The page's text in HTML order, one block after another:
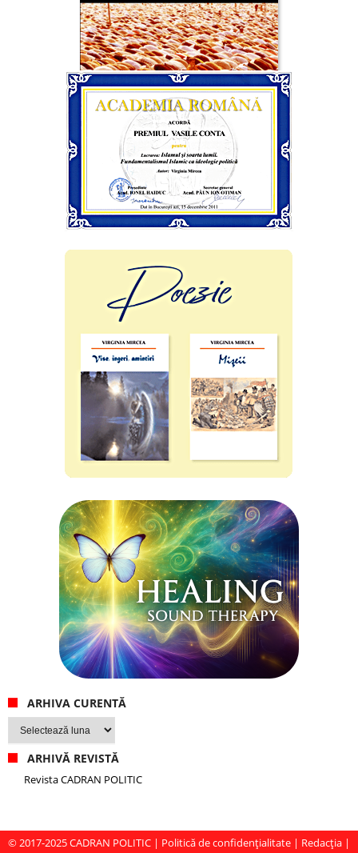
ARHIVA CURENTĂ
Arhiva
ARHIVĂ REVISTĂ
Revista CADRAN POLITIC
© 2017-2025CADRAN POLITIC | Politică de confidențialitate | Redacția |